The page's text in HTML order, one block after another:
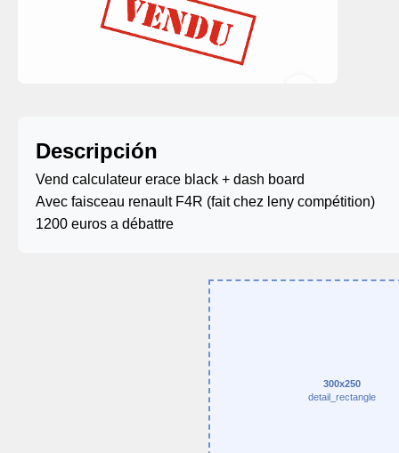
Descripción
Vend calculateur erace black + dash board
Avec faisceau renault F4R (fait chez leny compétition)
1200 euros a débattre
300x250
detail_rectangle